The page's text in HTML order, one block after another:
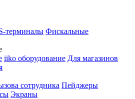
терминалы Фискальные
iiko оборудование Для магазинов
сотрудника Пейджеры
Экраны